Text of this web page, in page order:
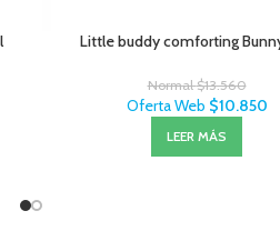
Little buddy comforting
Normal$13.560
Oferta Web $10.850
LEER MÁS